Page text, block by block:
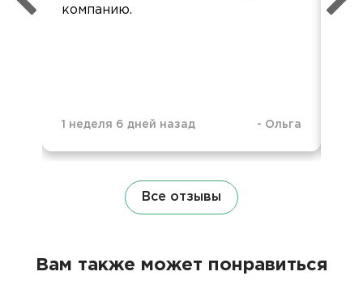
компанию.
1 неделя 6 дней назад - Ольга
Все отзывы
Вам также может понравиться